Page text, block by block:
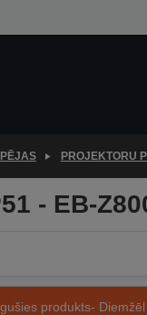
PROJEKTORU
- EB-
produkts-